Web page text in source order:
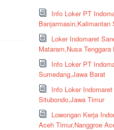
Info Loker PT
Banjarmasin,Kalimantan
Loker Indomaret
Mataram,Nusa Tenggara
Info Loker PT
Sumedang,Jawa Barat
Info Loker
Situbondo,Jawa Timur
Lowongan Kerja
Aceh Timur,Nanggroe